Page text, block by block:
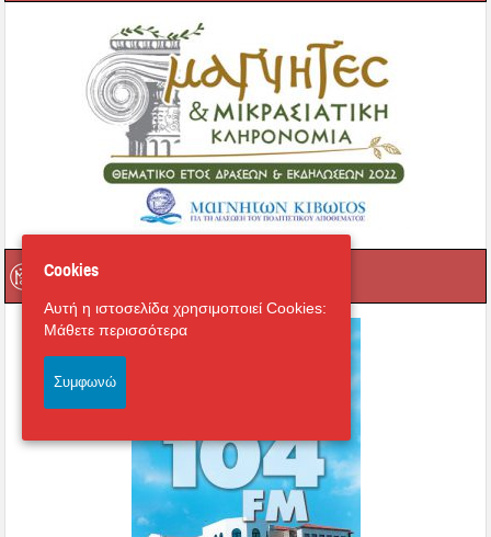
Cookies
Αυτή η ιστοσελίδα χρησιμοποιεί Cookies:
Μάθετε περισσότερα
Συμφωνώ